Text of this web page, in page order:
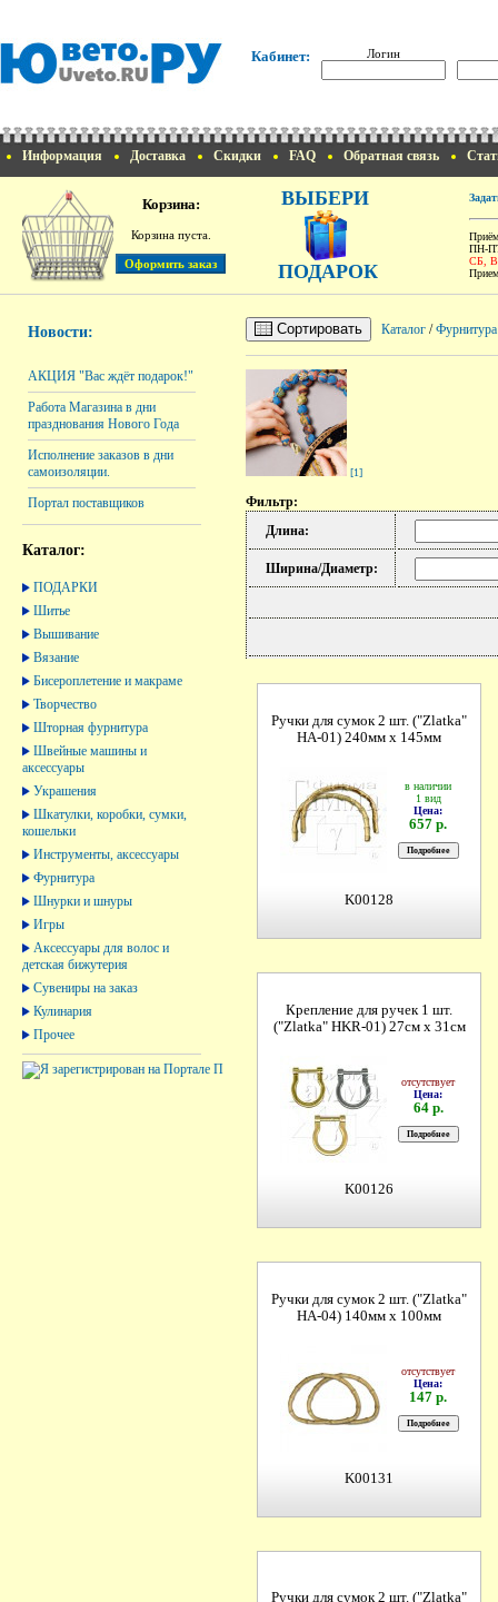
Кабинет: Логин
Информация Доставка Скидки FAQ Обратная связь
Корзина:
Корзина пуста.
ВЫБЕРИ
ПОДАРОК
ПН-
СБ,
Новости:
АКЦИЯ "Вас ждёт подарок!"
Работа Магазина в дни
празднования Нового Года
Исполнение заказов в дни
самоизоляции.
Портал поставщиков
Каталог:
ПОДАРКИ
Шитье
Вышивание
Вязание
Бисероплетение и макраме
Творчество
Шторная фурнитура
Швейные машины и
аксессуары
Украшения
Шкатулки, коробки, сумки,
кошельки
Инструменты, аксессуары
Фурнитура
Шнурки и шнуры
Игры
Аксессуары для волос и
детская бижутерия
Сувениры на заказ
Кулинария
Прочее
Сортировать Каталог /Фурнитура
[1]
Фильтр:
Длина:
Ширина/Диаметр:
Ручки для сумок 2 шт. ("Zlatka"
HA-01) 240мм х 145мм
в наличии
1 вид
Цена:
657 р.
K00128
Крепление для ручек 1 шт.
("Zlatka" HKR-01) 27см х 31см
отсутствует
Цена:
64 р.
K00126
Ручки для сумок 2 шт. ("Zlatka"
HA-04) 140мм х 100мм
отсутствует
Цена:
147 р.
K00131
Ручки для сумок 2 шт. ("Zlatka"